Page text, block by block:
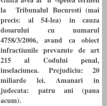
la Tribunalul Bucuresti (mai
precis: al 54-lea) in cauza
dosarului cu numarul
4758/3/2006, avand ca obiect
infractiunile prevazute de art
215 al Codului penal,
inselaciunea. Prejudiciu: 20
miliarde lei. Amanari in
judecata: patru ani (pana
acum).